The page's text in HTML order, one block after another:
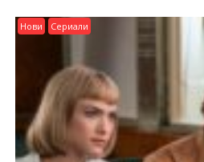
Нови Сериали